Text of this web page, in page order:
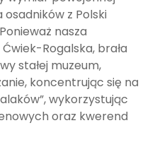
z Polski
nasza
Rogalska, brała
stałej muzeum,
koncentrując się na
wykorzystując
oraz kwerend